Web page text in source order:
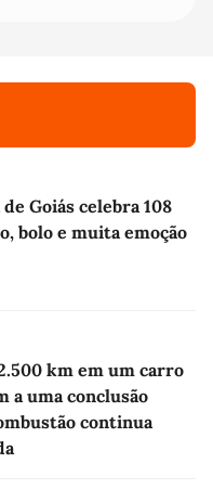
Goiás celebra 108
bolo e muita emoção
km em um carro
a uma conclusão
continua